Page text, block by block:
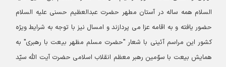
السلام همه ساله در آستان مطهر حضرت عبدالعظیم حسنی علیه السلام
حضور یافته و به اقامه عزا می پردازند و امسال نیز با توجه به شرایط ویژه
کشور این مراسم آئینی با شعار "حضرت مسلم مظهر بیعت با رهبری" به
همایش بیعت با سوّمین رهبر معظم انقلاب اسلامی حضرت آیت الله سیّد